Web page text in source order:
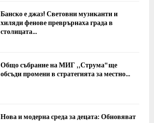
Банско е джаз! Световни музиканти и
хиляди фенове преврърнаха града в
столицата...
Общо събрание на МИГ „Струма“ ще
обсъди промени в стратегията за местно...
Нова и модерна среда за децата: Обновяват